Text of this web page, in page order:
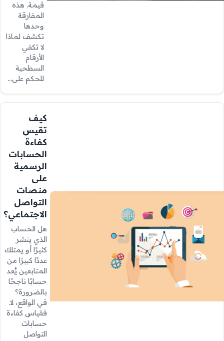
قيمة. هذه
المفارقة
وحدها
تكشف لماذا
لا تكفي
الأرقام
السطحية
للحكم على…
كيف
تقيس
كفاءة
الحسابات
الرسمية
على
منصات
التواصل
الاجتماعي؟
هل الحساب
الذي ينشر
كثيرًا أو يمتلك
عددًا كبيرًا من
المتابعين يُعد
حسابًا ناجحًا
بالضرورة؟
في الواقع، لا.
فقياس كفاءة
حسابات
التواصل